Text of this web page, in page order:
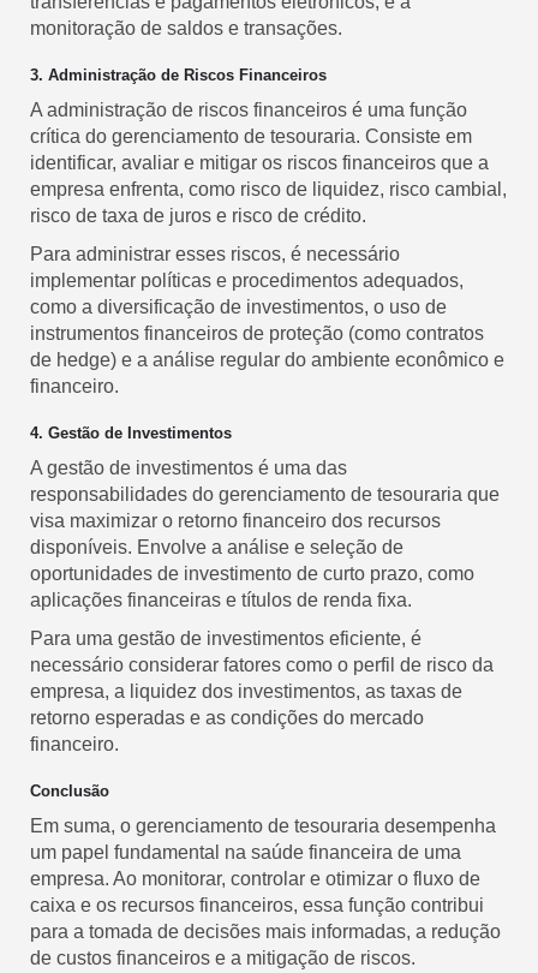
monitoração de saldos e transações.
3. Administração de Riscos Financeiros
A administração de riscos financeiros é uma função
crítica do gerenciamento de tesouraria. Consiste em
identificar, avaliar e mitigar os riscos financeiros que a
empresa enfrenta, como risco de liquidez, risco cambial,
risco de taxa de juros e risco de crédito.
Para administrar esses riscos, é necessário
implementar políticas e procedimentos adequados,
como a diversificação de investimentos, o uso de
instrumentos financeiros de proteção (como contratos
de hedge) e a análise regular do ambiente econômico e
financeiro.
4. Gestão de Investimentos
A gestão de investimentos é uma das
responsabilidades do gerenciamento de tesouraria que
visa maximizar o retorno financeiro dos recursos
disponíveis. Envolve a análise e seleção de
oportunidades de investimento de curto prazo, como
aplicações financeiras e títulos de renda fixa.
Para uma gestão de investimentos eficiente, é
necessário considerar fatores como o perfil de risco da
empresa, a liquidez dos investimentos, as taxas de
retorno esperadas e as condições do mercado
financeiro.
Conclusão
Em suma, o gerenciamento de tesouraria desempenha
um papel fundamental na saúde financeira de uma
empresa. Ao monitorar, controlar e otimizar o fluxo de
caixa e os recursos financeiros, essa função contribui
para a tomada de decisões mais informadas, a redução
de custos financeiros e a mitigação de riscos.